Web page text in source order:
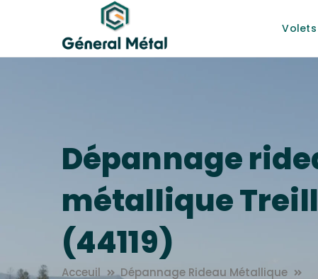
Dépannage
métallique
(44119)
Acceuil
Dépannage Rideau Métallique